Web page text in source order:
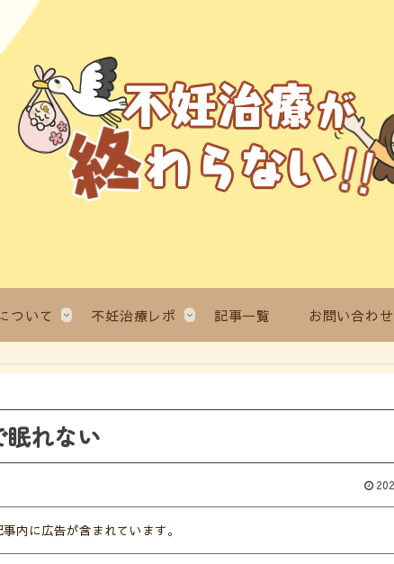
ついて 不妊治療レポ 記事一覧 お問い合わせ
眠れない
事内に広告が含まれています。